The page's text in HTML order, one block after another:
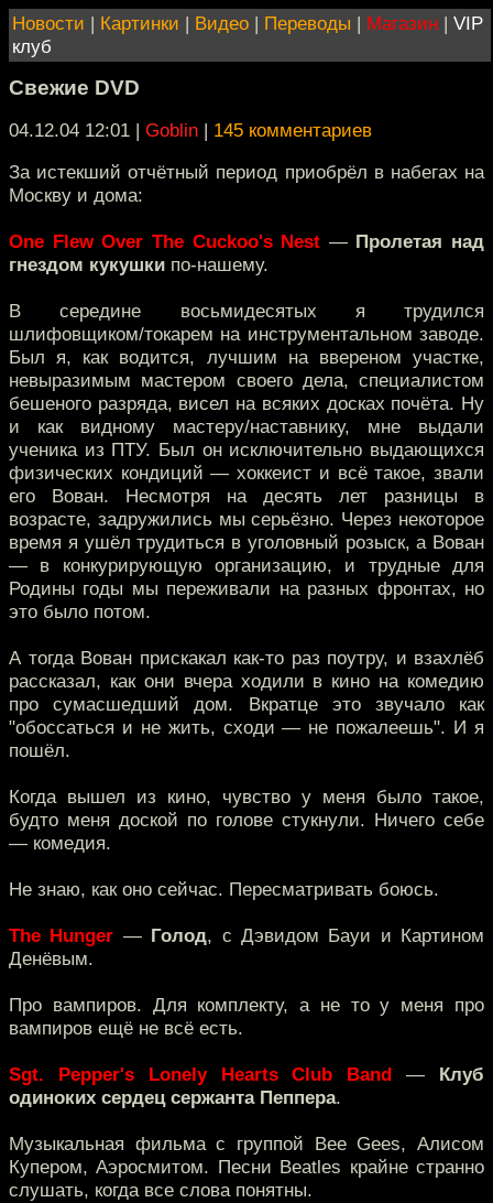
Новости | Картинки | Видео | Переводы | Магазин | VIP
клуб
Свежие DVD
04.12.04 12:01 | Goblin | 145 комментариев
За истекший отчётный период приобрёл в набегах на
Москву и дома:
One Flew Over The Cuckoo's Nest — Пролетая над
гнездом кукушки по-нашему.
В середине восьмидесятых я трудился
шлифовщиком/токарем на инструментальном заводе.
Был я, как водится, лучшим на ввереном участке,
невыразимым мастером своего дела, специалистом
бешеного разряда, висел на всяких досках почёта. Ну
и как видному мастеру/наставнику, мне выдали
ученика из ПТУ. Был он исключительно выдающихся
физических кондиций — хоккеист и всё такое, звали
его Вован. Несмотря на десять лет разницы в
возрасте, задружились мы серьёзно. Через некоторое
время я ушёл трудиться в уголовный розыск, а Вован
— в конкурирующую организацию, и трудные для
Родины годы мы переживали на разных фронтах, но
это было потом.
А тогда Вован прискакал как-то раз поутру, и взахлёб
рассказал, как они вчера ходили в кино на комедию
про сумасшедший дом. Вкратце это звучало как
"обоссаться и не жить, сходи — не пожалеешь". И я
пошёл.
Когда вышел из кино, чувство у меня было такое,
будто меня доской по голове стукнули. Ничего себе
— комедия.
Не знаю, как оно сейчас. Пересматривать боюсь.
The Hunger — Голод, с Дэвидом Бауи и Картином
Денёвым.
Про вампиров. Для комплекту, а не то у меня про
вампиров ещё не всё есть.
Sgt. Pepper's Lonely Hearts Club Band — Клуб
одиноких сердец сержанта Пеппера.
Музыкальная фильма с группой Bee Gees, Алисом
Купером, Аэросмитом. Песни Beatles крайне странно
слушать, когда все слова понятны.